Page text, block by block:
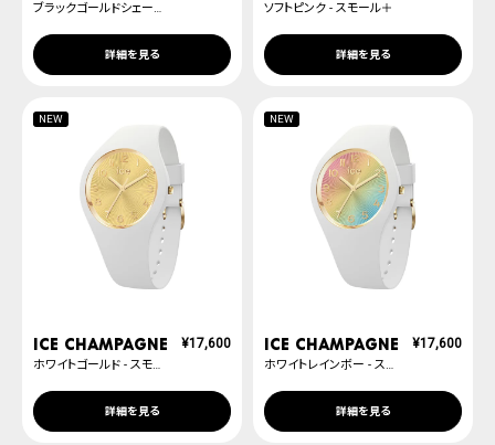
ブラックゴールドシェード - スモール＋
詳細を見る
ソフトピンク - スモール＋
詳細を見る
NEW
ICE champagne
ホワイトゴールド - スモール＋
¥17,600
詳細を見る
NEW
ICE champagne
ホワイトレインボー - スモール＋
¥17,600
詳細を見る